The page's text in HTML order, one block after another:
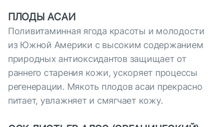
ПЛОДЫ АСАИ
Поливитаминная ягода красоты и молодости
из Южной Америки с высоким содержанием
природных антиоксидантов защищает от
раннего старения кожи, ускоряет процессы
регенерации. Мякоть плодов асаи прекрасно
питает, увлажняет и смягчает кожу.